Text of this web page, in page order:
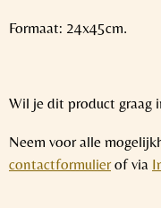
Formaat: 24x45cm.
Wil je dit product graag
Neem voor alle
contactformulierof via